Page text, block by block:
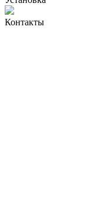
Контакты